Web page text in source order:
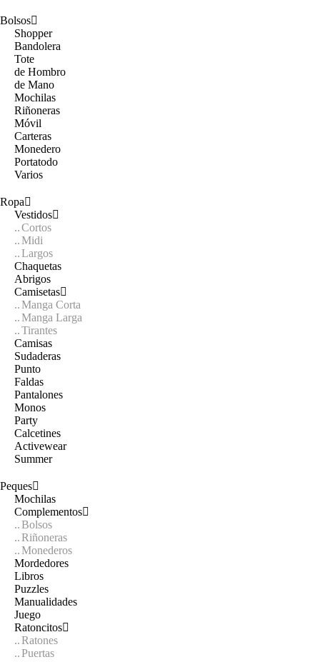
Bolsos
Shopper
Bandolera
Tote
de Hombro
de Mano
Mochilas
Riñoneras
Móvil
Carteras
Monedero
Portatodo
Varios
Ropa
Vestidos
Cortos
Midi
Largos
Chaquetas
Abrigos
Camisetas
Manga Corta
Manga Larga
Tirantes
Camisas
Sudaderas
Punto
Faldas
Pantalones
Monos
Party
Calcetines
Activewear
Summer
Peques
Mochilas
Complementos
Bolsos
Riñoneras
Monederos
Mordedores
Libros
Puzzles
Manualidades
Juego
Ratoncitos
Ratones
Puertas